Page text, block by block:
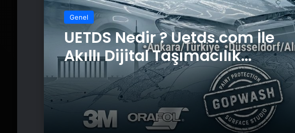
Genel
UETDS Nedir ? Uetds.com İle
Akıllı Dijital Taşımacılık
Genel
Bigo Elmas Bayi – Güvenli,
Hızlı ve Uygun Fiyatlı Elmas
Satın Almanın Yeni Adresi